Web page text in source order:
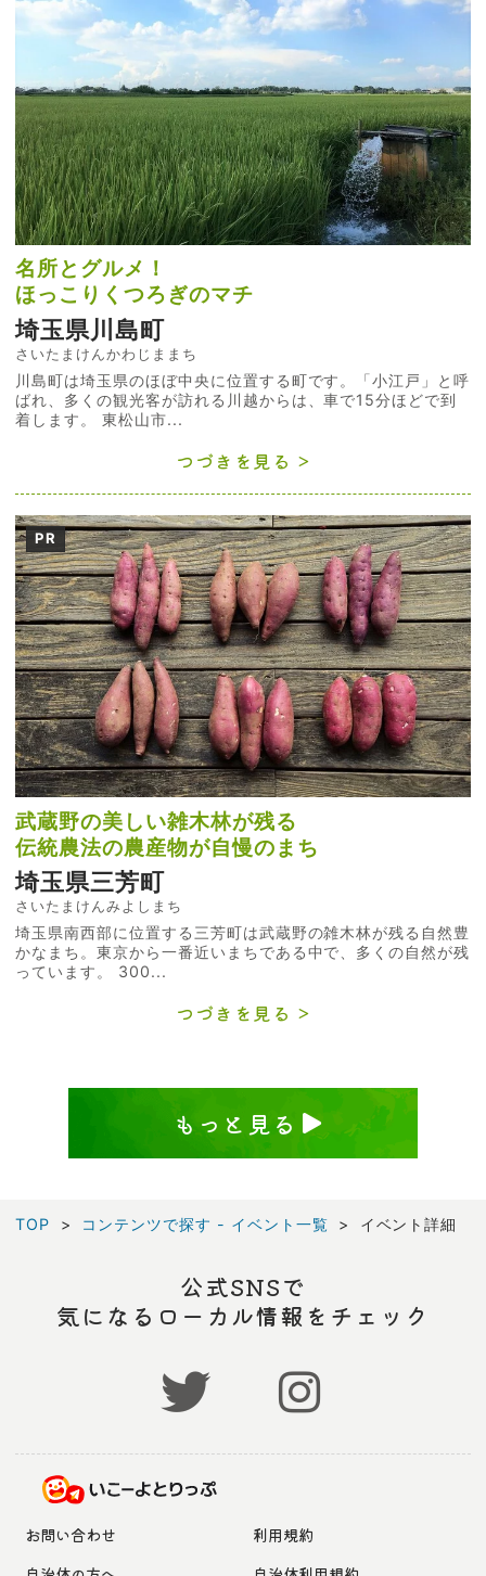
名所とグルメ！
ほっこりくつろぎのマチ
埼玉県川島町
さいたまけんかわじままち
川島町は埼玉県のほぼ中央に位置する町です。「小江戸」と呼
ばれ、多くの観光客が訪れる川越からは、車で15分ほどで到
着します。 東松山市...
つづきを見る
PR
武蔵野の美しい雑木林が残る
伝統農法の農産物が自慢のまち
埼玉県三芳町
さいたまけんみよしまち
埼玉県南西部に位置する三芳町は武蔵野の雑木林が残る自然豊
かなまち。東京から一番近いまちである中で、多くの自然が残
っています。 300...
つづきを見る
もっと見る
TOP コンテンツで探す - イベント一覧 イベント詳細
公式SNSで
気になるローカル情報をチェック
お問い合わせ
利用規約